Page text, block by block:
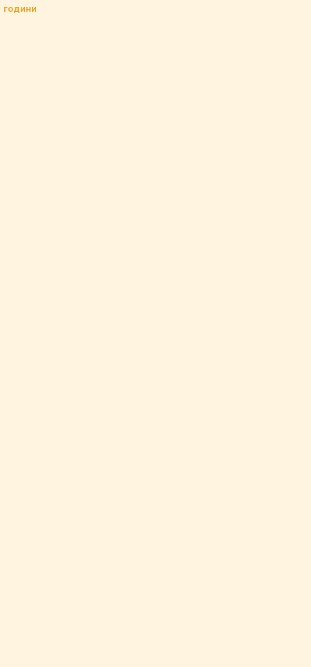
Нажатий кнопки "Заявки на бронирование" за 30 дней:
години